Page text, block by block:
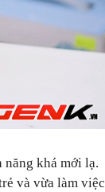
năng khá mới lạ.
và vừa làm việc